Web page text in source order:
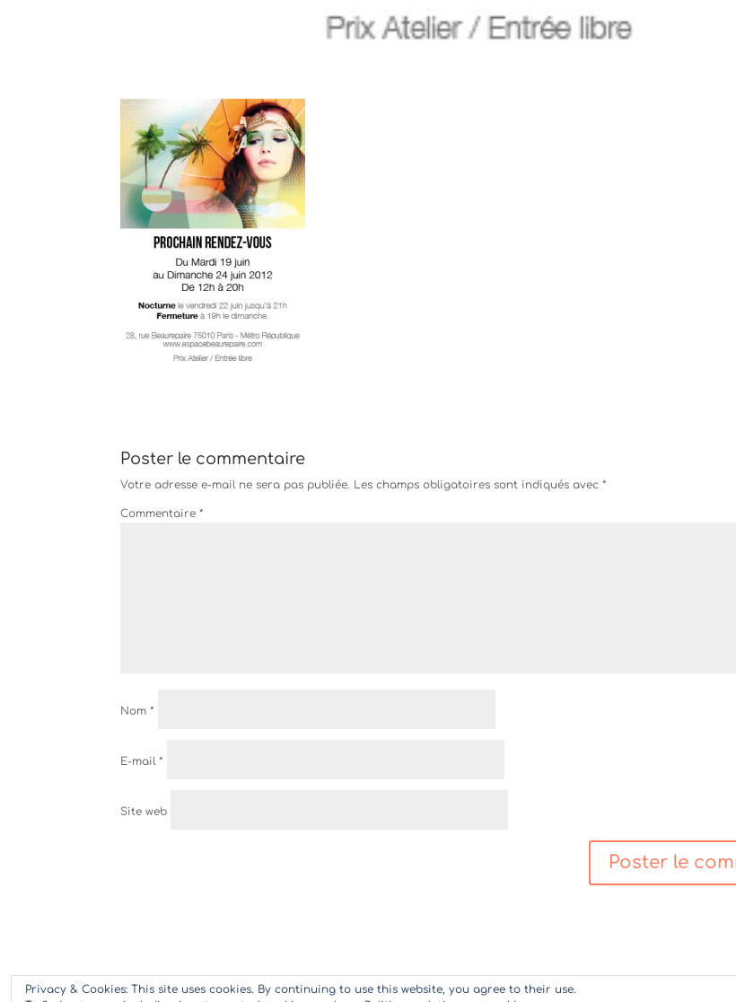
Poster le commentaire
Votre adresse e-mail ne sera pas publiée. Les champs obligatoires sont indiqués avec*
Commentaire*
Nom*
E-mail*
Site web
Privacy & Cookies: This site uses cookies. By continuing to use this website, you agree to their use.